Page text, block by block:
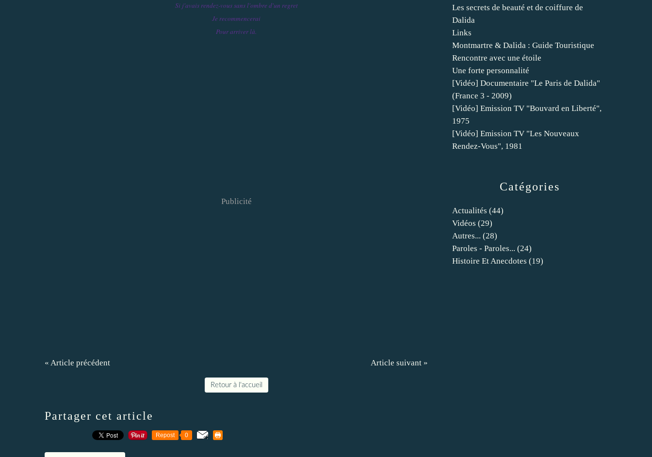
Si j'avais rendez-vous sans l'ombre d'un regret
Je recommencerai
Pour arriver là.
Publicité
« Article précédent Article suivant »
Retour à l'accueil
Partager cet article
Repost 0
Catégories
Actualités (44)
Vidéos (29)
Autres... (28)
Paroles - Paroles... (24)
Histoire Et Anecdotes (19)
Les secrets de beauté et de coiffure de
Dalida
Links
Montmartre & Dalida : Guide Touristique
Rencontre avec une étoile
Une forte personnalité
[Vidéo] Documentaire "Le Paris de Dalida"
(France 3 - 2009)
[Vidéo] Emission TV "Bouvard en Liberté",
1975
[Vidéo] Emission TV "Les Nouveaux
Rendez-Vous", 1981